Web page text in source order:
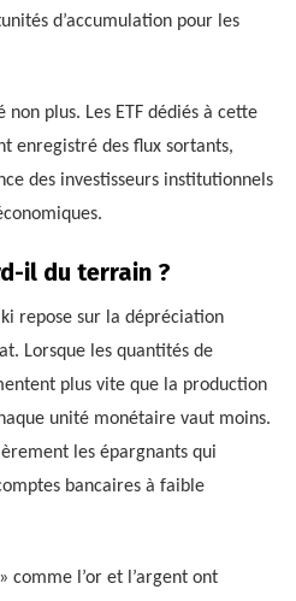
d’accumulation pour les
non plus. Les ETF dédiés à cette
enregistré des flux sortants,
des investisseurs institutionnels
il du terrain ?
repose sur la dépréciation
Lorsque les quantités de
plus vite que la production
unité monétaire vaut moins.
les épargnants qui
bancaires à faible
comme l’or et l’argent ont